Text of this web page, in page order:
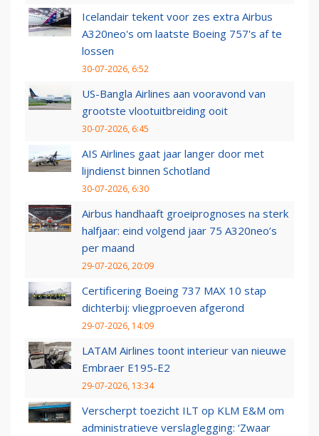
Icelandair tekent voor zes extra Airbus
A320neo's om laatste Boeing 757's af te
lossen
30-07-2026, 6:52
US-Bangla Airlines aan vooravond van
grootste vlootuitbreiding ooit
30-07-2026, 6:45
AIS Airlines gaat jaar langer door met
lijndienst binnen Schotland
30-07-2026, 6:30
Airbus handhaaft groeiprognoses na sterk
halfjaar: eind volgend jaar 75 A320neo’s
per maand
29-07-2026, 20:09
Certificering Boeing 737 MAX 10 stap
dichterbij: vliegproeven afgerond
29-07-2026, 14:09
LATAM Airlines toont interieur van nieuwe
Embraer E195-E2
29-07-2026, 13:34
Verscherpt toezicht ILT op KLM E&M om
administratieve verslaglegging: ‘Zwaar